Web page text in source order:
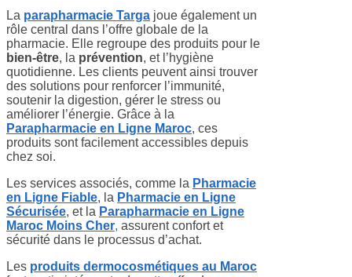
La parapharmacie Targa joue également un
rôle central dans l’offre globale de la
pharmacie. Elle regroupe des produits pour le
bien-être, la prévention, et l’hygiène
quotidienne. Les clients peuvent ainsi trouver
des solutions pour renforcer l’immunité,
soutenir la digestion, gérer le stress ou
améliorer l’énergie. Grâce à la
Parapharmacie en Ligne Maroc, ces
produits sont facilement accessibles depuis
chez soi.
Les services associés, comme la Pharmacie
en Ligne Fiable, la Pharmacie en Ligne
Sécurisée, et la Parapharmacie en Ligne
Maroc Moins Cher, assurent confort et
sécurité dans le processus d’achat.
Les produits dermocosmétiques au Maroc